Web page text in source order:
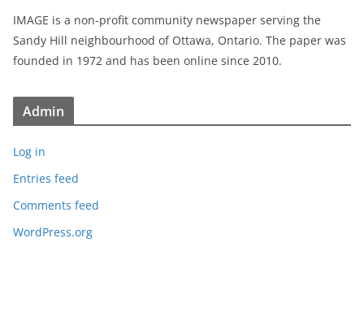
IMAGE is a non-profit community newspaper serving the
Sandy Hill neighbourhood of Ottawa, Ontario. The paper was
founded in 1972 and has been online since 2010.
Admin
Log in
Entries feed
Comments feed
WordPress.org